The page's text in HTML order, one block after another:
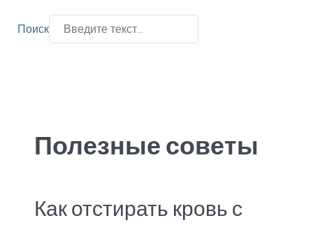
Поиск
Полезные советы
Как отстирать кровь с